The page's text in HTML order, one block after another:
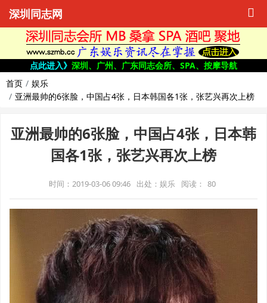
深圳同志网
点此进入》 深圳、广州、广东同志会所、SPA、按摩导航
首页
娱乐
亚洲最帅的6张脸，中国占4张，日本韩国各1张，张艺兴再次上榜
亚洲最帅的6张脸，中国占4张，日本韩
国各1张，张艺兴再次上榜
时间：2019-03-06 09:46 出处：娱乐 阅读： 80